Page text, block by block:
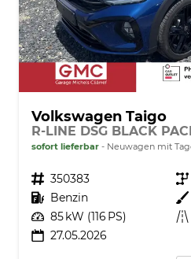
Volkswagen Taigo
R-LINE DSG BLACK
sofort lieferbar Neuwagen mit
Fahrzeugnr. 350383 Getriebe
Kraftstoff Benzin Außenfarbe
Leistung 85 kW (116 PS) Kilometerstand
27.05.2026